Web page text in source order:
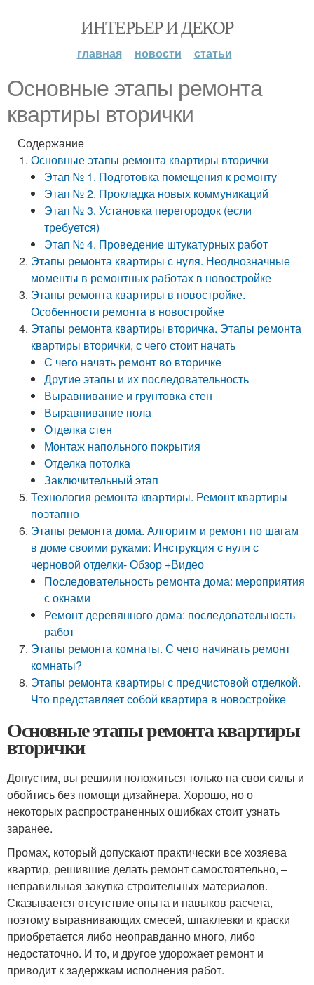
ИНТЕРЬЕР И ДЕКОР
главная новости статьи
Основные этапы ремонта
квартиры вторички
Содержание
Основные этапы ремонта квартиры вторички
Этап № 1. Подготовка помещения к ремонту
Этап № 2. Прокладка новых коммуникаций
Этап № 3. Установка перегородок (если
требуется)
Этап № 4. Проведение штукатурных работ
Этапы ремонта квартиры с нуля. Неоднозначные
моменты в ремонтных работах в новостройке
Этапы ремонта квартиры в новостройке.
Особенности ремонта в новостройке
Этапы ремонта квартиры вторичка. Этапы ремонта
квартиры вторички, с чего стоит начать
С чего начать ремонт во вторичке
Другие этапы и их последовательность
Выравнивание и грунтовка стен
Выравнивание пола
Отделка стен
Монтаж напольного покрытия
Отделка потолка
Заключительный этап
Технология ремонта квартиры. Ремонт квартиры
поэтапно
Этапы ремонта дома. Алгоритм и ремонт по шагам
в доме своими руками: Инструкция с нуля с
черновой отделки- Обзор +Видео
Последовательность ремонта дома: мероприятия
с окнами
Ремонт деревянного дома: последовательность
работ
Этапы ремонта комнаты. С чего начинать ремонт
комнаты?
Этапы ремонта квартиры с предчистовой отделкой.
Что представляет собой квартира в новостройке
Основные этапы ремонта квартиры
вторички
Допустим, вы решили положиться только на свои силы и
обойтись без помощи дизайнера. Хорошо, но о
некоторых распространенных ошибках стоит узнать
заранее.
Промах, который допускают практически все хозяева
квартир, решившие делать ремонт самостоятельно, –
неправильная закупка строительных материалов.
Сказывается отсутствие опыта и навыков расчета,
поэтому выравнивающих смесей, шпаклевки и краски
приобретается либо неоправданно много, либо
недостаточно. И то, и другое удорожает ремонт и
приводит к задержкам исполнения работ.